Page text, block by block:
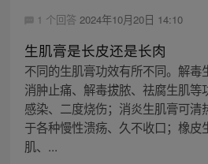
1 个回答 2024年10月20日 14:10
生肌膏是长皮还是长肉
不同的生肌膏功效有所不同。解毒
消肿止痛、解毒拔脓、祛腐生肌等
感染、二度烧伤；消炎生肌膏可清
于各种慢性溃疡、久不收口；橡皮
肌、...